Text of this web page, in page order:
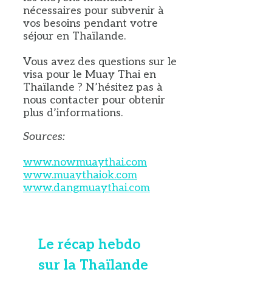
nécessaires pour subvenir à
vos besoins pendant votre
séjour en Thaïlande.
Vous avez des questions sur le
visa pour le Muay Thai en
Thaïlande ? N’hésitez pas à
nous contacter pour obtenir
plus d’informations.
Sources:
www.nowmuaythai.com
www.muaythaiok.com
www.dangmuaythai.com
Le récap hebdo
sur la Thaïlande